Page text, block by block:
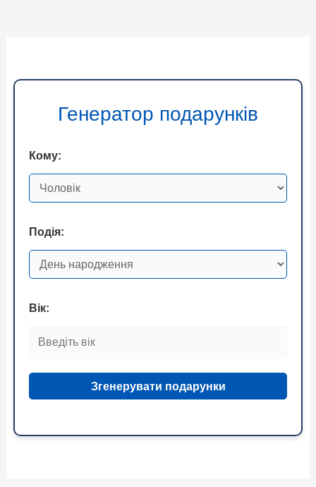
Генератор подарунків
Кому:
Подія:
Вік:
Згенерувати подарунки